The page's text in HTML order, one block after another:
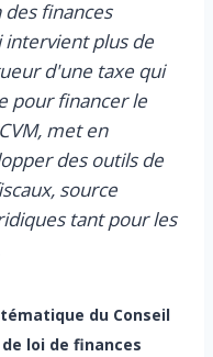
finances
intervient plus de
d'une taxe qui
pour financer le
met en
des outils de
source
tant pour les
du Conseil
loi de finances